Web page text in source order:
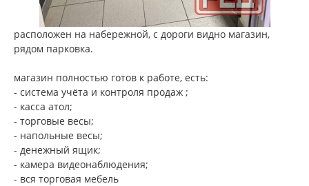
расположен на набережной, с дороги видно магазин,
рядом парковка.
магазин полностью готов к работе, есть:
- система учёта и контроля продаж ;
- касса атол;
- торговые весы;
- напольные весы;
- денежный ящик;
- камера видеонаблюдения;
- вся торговая мебель